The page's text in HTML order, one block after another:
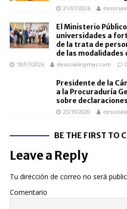
21/07/2026
El Ministerio
universidades a
de la trata de
de las modalidades
18/07/2026 desocialesymas.com 0
Presidente de la
a la Procuraduría
sobre
23/10/2020
BE THE FIRST TO
Leave a Reply
Tu dirección de correo no será
Comentario